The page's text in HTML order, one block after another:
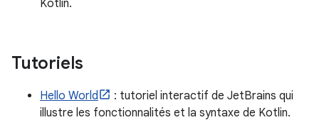
Kotlin.
Tutoriels
Hello World
: tutoriel interactif de JetBrains qui
illustre les fonctionnalités et la syntaxe de Kotlin.